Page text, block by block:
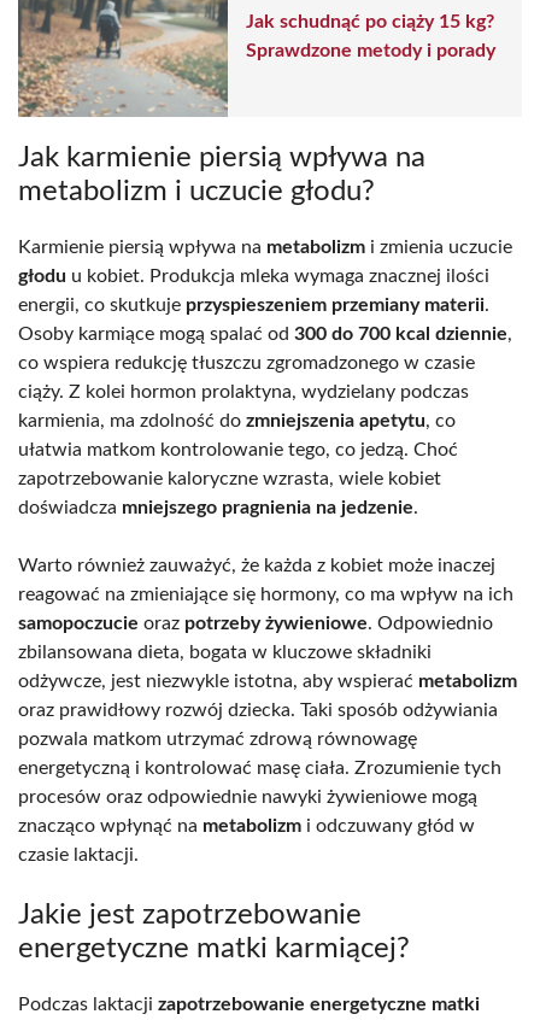
Jak schudnąć po ciąży 15 kg?
Sprawdzone metody i porady
Jak karmienie piersią wpływa na
metabolizm i uczucie głodu?
Karmienie piersią wpływa na metabolizm i zmienia uczucie
głodu u kobiet. Produkcja mleka wymaga znacznej ilości
energii, co skutkuje przyspieszeniem przemiany materii.
Osoby karmiące mogą spalać od 300 do 700 kcal dziennie,
co wspiera redukcję tłuszczu zgromadzonego w czasie
ciąży. Z kolei hormon prolaktyna, wydzielany podczas
karmienia, ma zdolność do zmniejszenia apetytu, co
ułatwia matkom kontrolowanie tego, co jedzą. Choć
zapotrzebowanie kaloryczne wzrasta, wiele kobiet
doświadcza mniejszego pragnienia na jedzenie.
Warto również zauważyć, że każda z kobiet może inaczej
reagować na zmieniające się hormony, co ma wpływ na ich
samopoczucie oraz potrzeby żywieniowe. Odpowiednio
zbilansowana dieta, bogata w kluczowe składniki
odżywcze, jest niezwykle istotna, aby wspierać metabolizm
oraz prawidłowy rozwój dziecka. Taki sposób odżywiania
pozwala matkom utrzymać zdrową równowagę
energetyczną i kontrolować masę ciała. Zrozumienie tych
procesów oraz odpowiednie nawyki żywieniowe mogą
znacząco wpłynąć na metabolizm i odczuwany głód w
czasie laktacji.
Jakie jest zapotrzebowanie
energetyczne matki karmiącej?
Podczas laktacji zapotrzebowanie energetyczne matki